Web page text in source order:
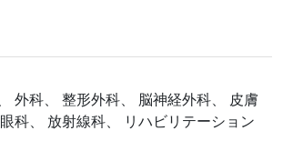
外科、 整形外科、 脳神経外科、 皮膚
科、 放射線科、 リハビリテーション